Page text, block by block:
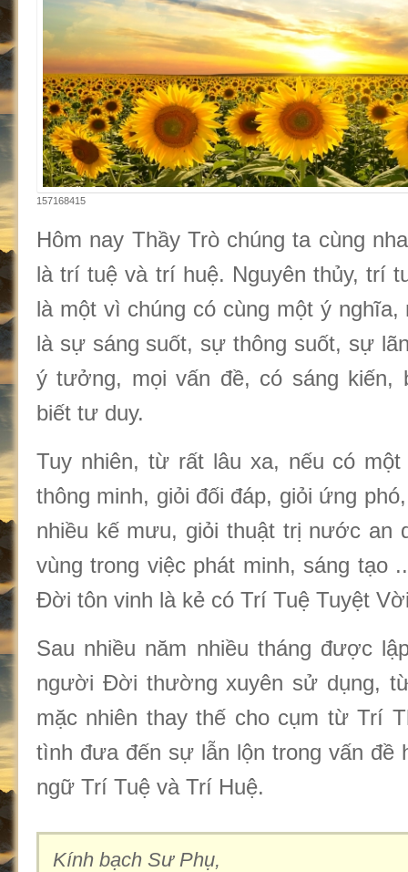
157168415
Hôm nay Thầy Trò chúng ta cùng
là trí tuệ và trí huệ. Nguyên thủy, trí
là một vì chúng có cùng một ý
là sự sáng suốt, sự thông suốt, sự
ý tưởng, mọi vấn đề, có sáng kiến,
biết tư duy.
Tuy nhiên, từ rất lâu xa, nếu có
thông minh, giỏi đối đáp, giỏi ứng
nhiều kế mưu, giỏi thuật trị nước an
vùng trong việc phát minh, sáng tạo
Đời tôn vinh là kẻ có Trí Tuệ Tuyệt
Sau nhiều năm nhiều tháng được
người Đời thường xuyên sử dụng,
mặc nhiên thay thế cho cụm từ Trí
tình đưa đến sự lẫn lộn trong vấn đề
ngữ Trí Tuệ và Trí Huệ.
Kính bạch Sư Phụ,